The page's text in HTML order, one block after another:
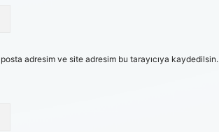
adresim ve site adresim bu tarayıcıya kaydedilsin.